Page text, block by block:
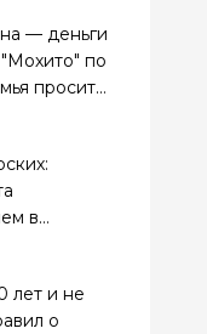
— деньги
по
просит
в
лет и не
о